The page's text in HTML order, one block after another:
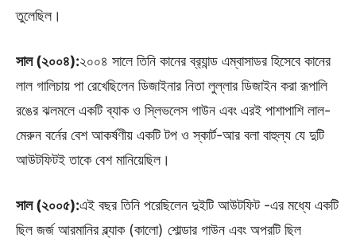
তুলেছিল।
সাল (২০০৪):২০০৪ সালে তিনি কানের ব্র‍্যান্ড এম্বাসাডর হিসেবে কানের
লাল গালিচায় পা রেখেছিলেন ডিজাইনার নিতা লুল্লার ডিজাইন করা রূপালি
রঙের ঝলমলে একটি ব্যাক ও স্লিভলেস গাউন এবং এরই পাশাপাশি লাল-
মেরুন বর্নের বেশ আকর্ষণীয় একটি টপ ও স্কার্ট-আর বলা বাহুল্য যে দুটি
আউটফিটই তাকে বেশ মানিয়েছিল।
সাল (২০০৫):এই বছর তিনি পরেছিলেন দুইটি আউটফিট -এর মধ্যে একটি
ছিল জর্জ আরমানির ব্ল্যাক (কালো) শোল্ডার গাউন এবং অপরটি ছিল